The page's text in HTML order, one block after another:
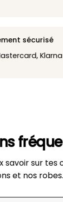
sécurisé
Klarna
savoir sur tes
et nos robes.